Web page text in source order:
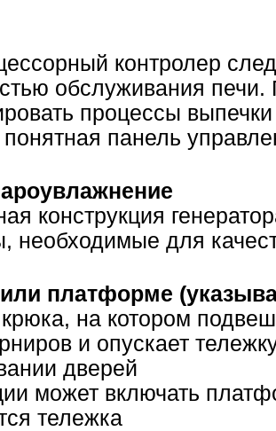
контролер
обслуживания печи.
процессы выпечки
панель
конструкция
необходимые для
платформе
на котором
и опускает
дверей
может включать
тележка